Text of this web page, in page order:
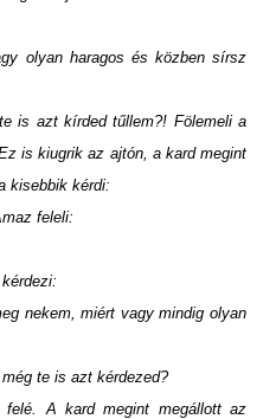
olyan haragos és közben sírsz
is azt kírded tűllem?! Fölemeli a
is kiugrik az ajtón, a kard megint
kisebbik kérdi:
feleli:
nekem, miért vagy mindig olyan
te is azt kérdezed?
A kard megint megállott az